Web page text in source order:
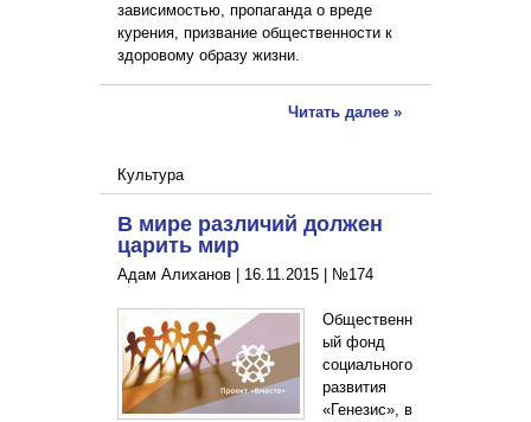
зависимостью, пропаганда о вреде
курения, призвание общественности к
здоровому образу жизни.
Читать далее »
Культура
В мире различий должен
царить мир
Адам Алиханов | 16.11.2015 №174
Общественн
ый фонд
социального
развития
«Генезис», в